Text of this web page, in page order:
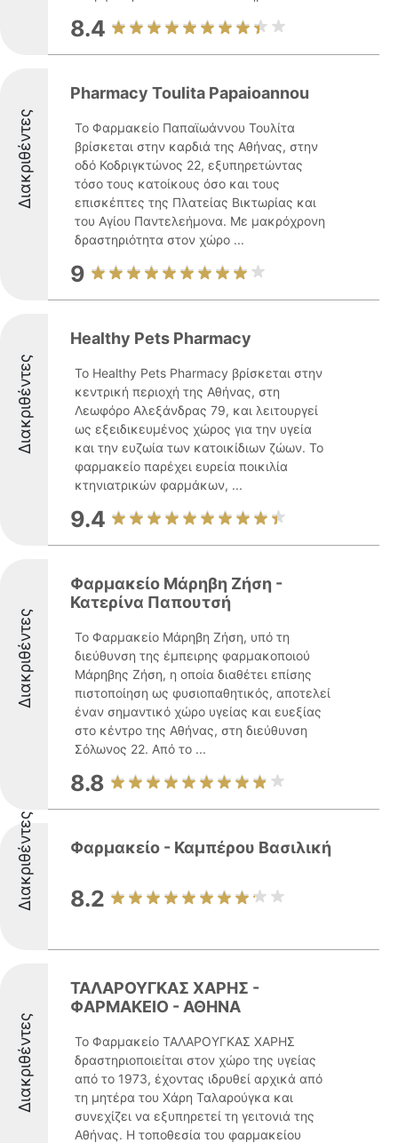
8.4
Διακριθέντες
Pharmacy Toulita Papaioannou
Το Φαρμακείο Παπαϊωάννου Τουλίτα
βρίσκεται στην καρδιά της Αθήνας, στην
οδό Κοδριγκτώνος 22, εξυπηρετώντας
τόσο τους κατοίκους όσο και τους
επισκέπτες της Πλατείας Βικτωρίας και
του Αγίου Παντελεήμονα. Με μακρόχρονη
δραστηριότητα στον χώρο ...
9
Διακριθέντες
Healthy Pets Pharmacy
Το Healthy Pets Pharmacy βρίσκεται στην
κεντρική περιοχή της Αθήνας, στη
Λεωφόρο Αλεξάνδρας 79, και λειτουργεί
ως εξειδικευμένος χώρος για την υγεία
και την ευζωία των κατοικίδιων ζώων. Το
φαρμακείο παρέχει ευρεία ποικιλία
κτηνιατρικών φαρμάκων, ...
9.4
Διακριθέντες
Φαρμακείο Μάρηβη Ζήση -
Κατερίνα Παπουτσή
Το Φαρμακείο Μάρηβη Ζήση, υπό τη
διεύθυνση της έμπειρης φαρμακοποιού
Μάρηβης Ζήση, η οποία διαθέτει επίσης
πιστοποίηση ως φυσιοπαθητικός, αποτελεί
έναν σημαντικό χώρο υγείας και ευεξίας
στο κέντρο της Αθήνας, στη διεύθυνση
Σόλωνος 22. Από το ...
8.8
Διακριθέντες Φαρμακείο - Καμπέρου Βασιλική
8.2
Διακριθέντες
ΤΑΛΑΡΟΥΓΚΑΣ ΧΑΡΗΣ -
ΦΑΡΜΑΚΕΙΟ - ΑΘΗΝΑ
Το Φαρμακείο ΤΑΛΑΡΟΥΓΚΑΣ ΧΑΡΗΣ
δραστηριοποιείται στον χώρο της υγείας
από το 1973, έχοντας ιδρυθεί αρχικά από
τη μητέρα του Χάρη Ταλαρούγκα και
συνεχίζει να εξυπηρετεί τη γειτονιά της
Αθήνας. Η τοποθεσία του φαρμακείου